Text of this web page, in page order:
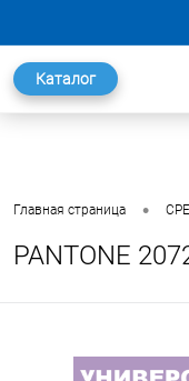
Каталог
Главная страница •
PANTONE